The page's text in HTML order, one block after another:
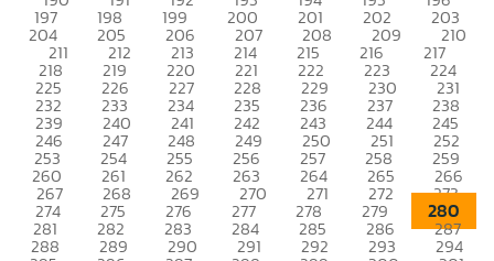
197 198 199 200 201 202 203
204 205 206 207 208 209 210
211 212 213 214 215 216 217
218 219 220 221 222 223 224
225 226 227 228 229 230 231
232 233 234 235 236 237 238
239 240 241 242 243 244 245
246 247 248 249 250 251 252
253 254 255 256 257 258 259
260 261 262 263 264 265 266
267 268 269 270 271 272 273
274 275 276 277 278 279 280
281 282 283 284 285 286 287
288 289 290 291 292 293 294